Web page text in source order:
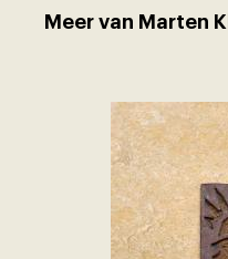
Meer van Marten